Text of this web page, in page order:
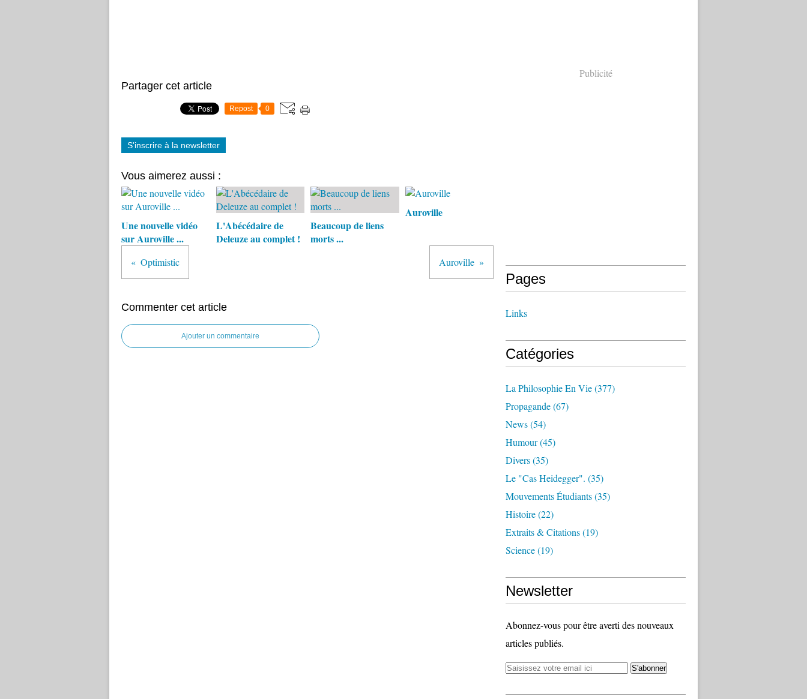
Partager cet article
Repost 0
S'inscrire à la newsletter
Vous aimerez aussi :
Une nouvelle vidéo
sur Auroville ...
L'Abécédaire de
Deleuze au complet !
Beaucoup de liens
morts ...
Auroville
Optimistic Auroville
Commenter cet article
Ajouter un commentaire
Publicité
Pages
Links
Catégories
La Philosophie En Vie(377)
Propagande(67)
News(54)
Humour(45)
Divers(35)
Le "cas Heidegger". (35)
Mouvements Étudiants(35)
Histoire(22)
Extraits & Citations(19)
Science(19)
Newsletter
Abonnez-vous pour être averti des nouveaux
articles publiés.